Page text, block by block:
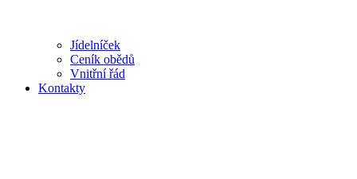
Jídelníček
Ceník obědů
Vnitřní řád
Kontakty